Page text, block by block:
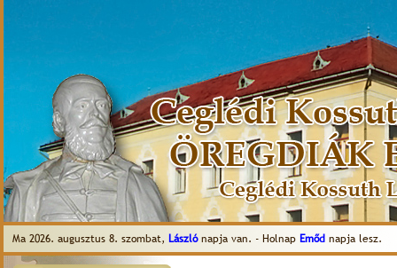
Ma 2026. augusztus 8. szombat, Lászlónapja van. - Holnap Emőd napja lesz.